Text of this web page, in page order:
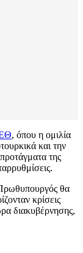
, όπου η ομιλία
και την
της
θα
κρίσεις
διακυβέρνησης,